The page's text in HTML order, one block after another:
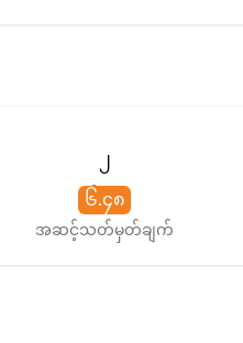
၂
ဖန်တီးမှု
၆.၄၈
အဆင့်သတ်မှတ်ချက်